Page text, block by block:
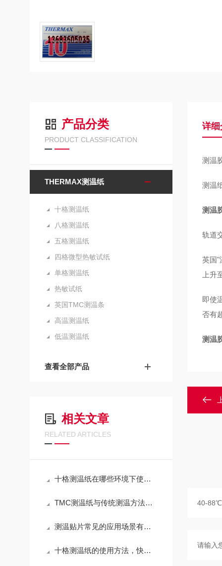
产品分类
PRODUCT CLASSIFICATION
THERMAX测温纸
十格测温纸
八格测温纸
五格测温纸
四格微型热敏试纸
单格测温纸
热敏试纸
英国TMC测温条
高温测温纸
低温测温纸
查看全部产品
相关文章
RELATED ARTICLES
十格测温纸在哪些环境下使用效果好？
TMC测温纸与传统测温方法相比有哪些优势？
测温贴片常见的应用场景有哪些？
十格测温纸的使用方法，快来学习下吧
详细
测温
测温
测温
轨道
英国"
上
即使
否有
测温